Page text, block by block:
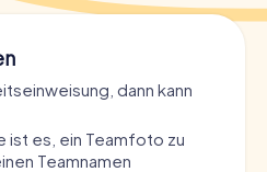
dann kann
ist es, ein Teamfoto zu
Teamnamen